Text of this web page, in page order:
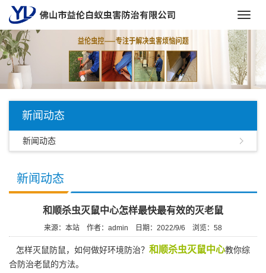
新闻动态
新闻动态
新闻动态
和顺杀虫灭鼠中心怎样最快最有效的灭老鼠
来源：本站 作者：admin 日期：2022/9/6 浏览： 58
怎样灭鼠防鼠，如何做好环境防治？ 和顺杀虫灭鼠中心教你综
合防治老鼠的方法。